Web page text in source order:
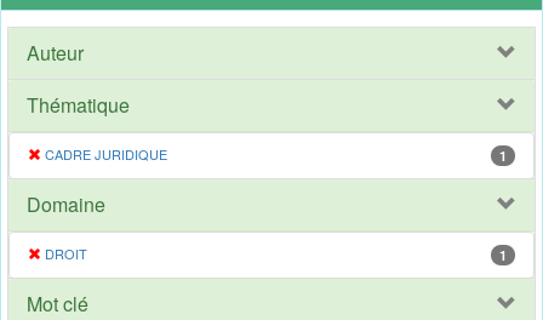
Auteur
Thématique
CADRE JURIDIQUE 1
Domaine
DROIT 1
Mot clé